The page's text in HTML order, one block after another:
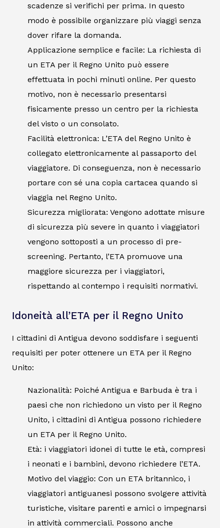
scadenze si verifichi per prima. In questo
modo è possibile organizzare più viaggi senza
dover rifare la domanda.
Applicazione semplice e facile: La richiesta di
un ETA per il Regno Unito può essere
effettuata in pochi minuti online. Per questo
motivo, non è necessario presentarsi
fisicamente presso un centro per la richiesta
del visto o un consolato.
Facilità elettronica: L’ETA del Regno Unito è
collegato elettronicamente al passaporto del
viaggiatore. Di conseguenza, non è necessario
portare con sé una copia cartacea quando si
viaggia nel Regno Unito.
Sicurezza migliorata: Vengono adottate misure
di sicurezza più severe in quanto i viaggiatori
vengono sottoposti a un processo di pre-
screening. Pertanto, l’ETA promuove una
maggiore sicurezza per i viaggiatori,
rispettando al contempo i requisiti normativi.
Idoneità all’ETA per il Regno Unito
I cittadini di Antigua devono soddisfare i seguenti
requisiti per poter ottenere un ETA per il Regno
Unito:
Nazionalità: Poiché Antigua e Barbuda è tra i
paesi che non richiedono un visto per il Regno
Unito, i cittadini di Antigua possono richiedere
un ETA per il Regno Unito.
Età: i viaggiatori idonei di tutte le età, compresi
i neonati e i bambini, devono richiedere l’ETA.
Motivo del viaggio: Con un ETA britannico, i
viaggiatori antiguanesi possono svolgere attività
turistiche, visitare parenti e amici o impegnarsi
in attività commerciali. Possono anche